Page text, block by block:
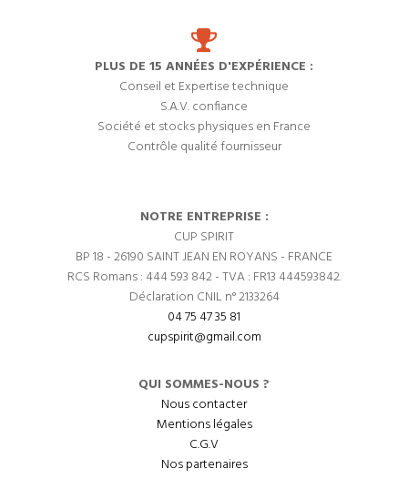
PLUS DE 15 ANNÉES D'EXPÉRIENCE :
Conseil et Expertise technique
S.A.V. confiance
Société et stocks physiques en France
Contrôle qualité fournisseur
NOTRE ENTREPRISE :
CUP SPIRIT
BP 18 - 26190 SAINT JEAN EN ROYANS - FRANCE
RCS Romans : 444 593 842 - TVA : FR13 444593842.
Déclaration CNIL n° 2133264
04 75 47 35 81
cupspirit@gmail.com
QUI SOMMES-NOUS ?
Nous contacter
Mentions légales
C.G.V
Nos partenaires